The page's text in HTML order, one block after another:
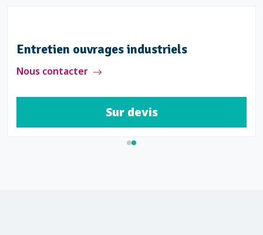
Entretien ouvrages industriels
Nous contacter
Sur devis